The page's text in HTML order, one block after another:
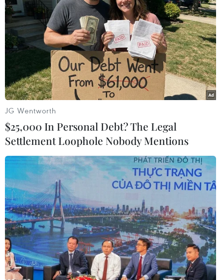
Hầu hết các ý kiến tại Hội nghị đều đánh giá cao
công tác cải cách hành chính, hướng dẫn thủ tục
đăng ký, xử lý hồ sơ và các cơ chế, chính sách ưu
đãi, khuyến khích đầu tư tại thành phố Đà Nẵng.
Khách đến tham quan Khu du lịch Bà Nà Hills của Đà Nẵng.
(Ảnh: TTXVN)
Sáng 25/12, tại thành phố Đà Nẵng đã diễn ra
Hội nghị chuyên đề tổng kết việc thực hiện Kết
luận 30-KL/TU ngày 26/4/2016 của Ban chấp
JG Wentworth
$25,000 In Personal Debt? The Legal
Settlement Loophole Nobody Mentions